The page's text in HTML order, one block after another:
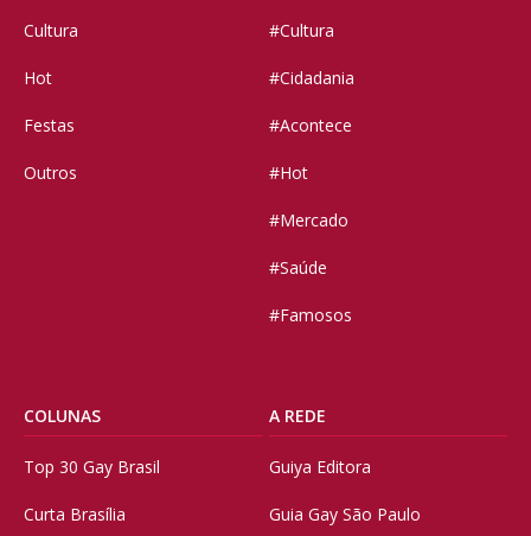
Cultura
Hot
Festas
Outros
#Cultura
#Cidadania
#Acontece
#Hot
#Mercado
#Saúde
#Famosos
COLUNAS
Top 30 Gay Brasil
Curta Brasília
A REDE
Guiya Editora
Guia Gay São Paulo